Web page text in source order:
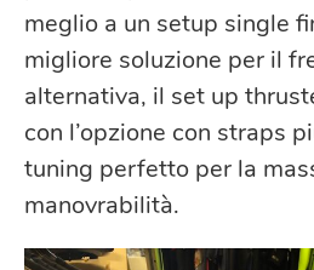
meglio a un setup single
migliore soluzione per il
alternativa, il set up
con l’opzione con straps
tuning perfetto per la
manovrabilità.